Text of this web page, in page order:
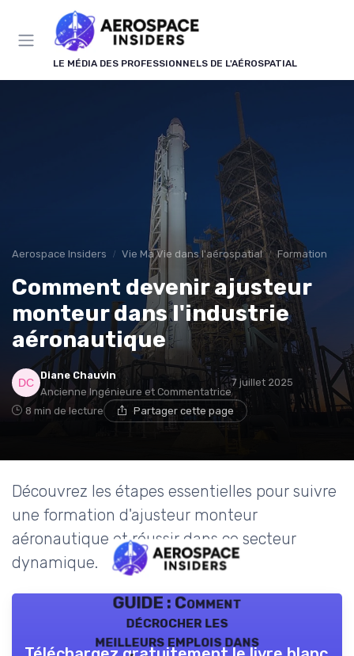
LE MÉDIA DES PROFESSIONNELS DE L'AÉROSPATIAL
Aerospace Insiders Vie Ma Vie dans l'aérospatial Formation
Comment devenir ajusteur
monteur dans l'industrie
aéronautique
Diane Chauvin
Ancienne Ingénieure et Commentatrice
7 juillet 2025
8 min de lecture Partager cette page
Découvrez les étapes essentielles pour suivre
une formation d'ajusteur monteur
aéronautique et réussir dans ce secteur
dynamique.
GUIDE : Comment
décrocher les
meilleurs emplois dans
Panneau de gestion des cookies